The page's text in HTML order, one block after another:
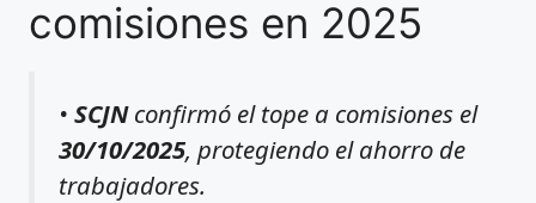
comisiones en 2025
• SCJNconfirmó el tope a comisiones el
30/10/2025, protegiendo el ahorro de
trabajadores.